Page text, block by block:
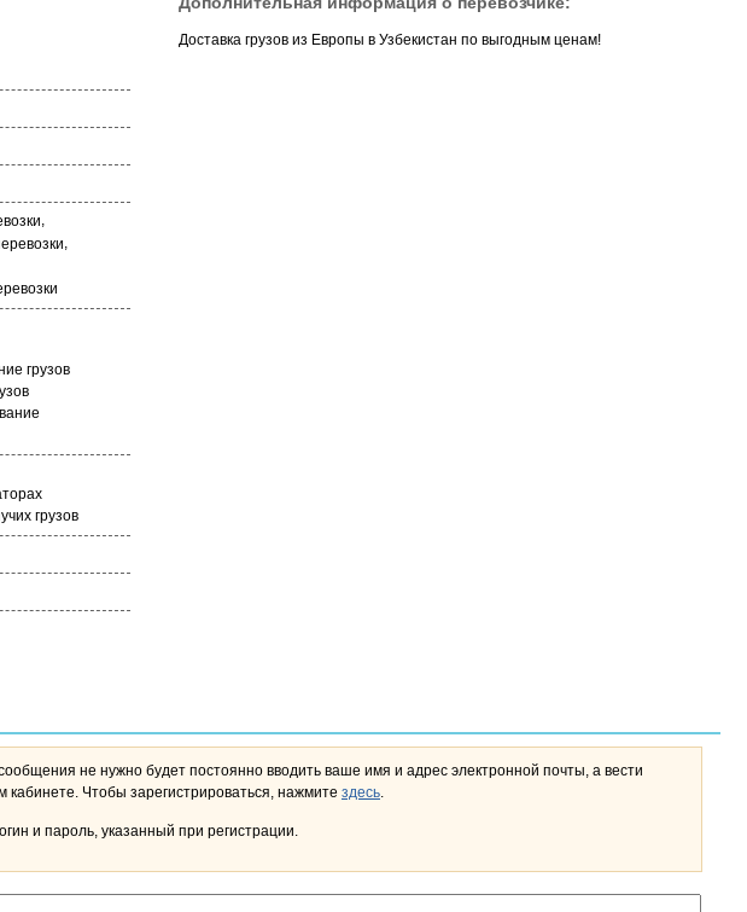
,
,
грузов
грузов
Доставка грузов из Европы в Узбекистан по выгодным ценам!
не нужно будет постоянно вводить ваше имя и адрес электронной почты, а вести
переписку вы сможете внутри портала в Персональном кабинете. Чтобы зарегистрироваться, нажмите здесь.
и пароль, указанный при регистрации.